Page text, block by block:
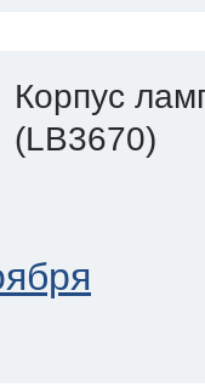
Корпус
(LB3670)